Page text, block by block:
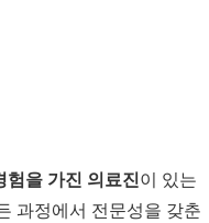
험을 가진 의료진이 있는
과정에서 전문성을 갖춘